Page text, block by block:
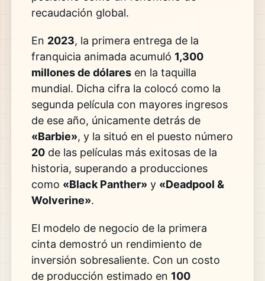
recaudación global.
En 2023, la primera entrega de la
franquicia animada acumuló 1,300
millones de dólaresen la taquilla
mundial. Dicha cifra la colocó como la
segunda película con mayores ingresos
de ese año, únicamente detrás de
«Barbie», y la situó en el puesto número
20de las películas más exitosas de la
historia, superando a producciones
como «Black Panther»y «Deadpool &
Wolverine».
El modelo de negocio de la primera
cinta demostró un rendimiento de
inversión sobresaliente. Con un costo
de producción estimado en 100